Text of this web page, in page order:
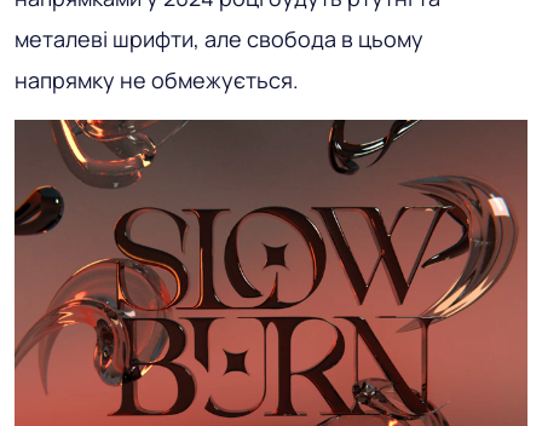
металеві шрифти, але свобода в цьому
напрямку не обмежується.